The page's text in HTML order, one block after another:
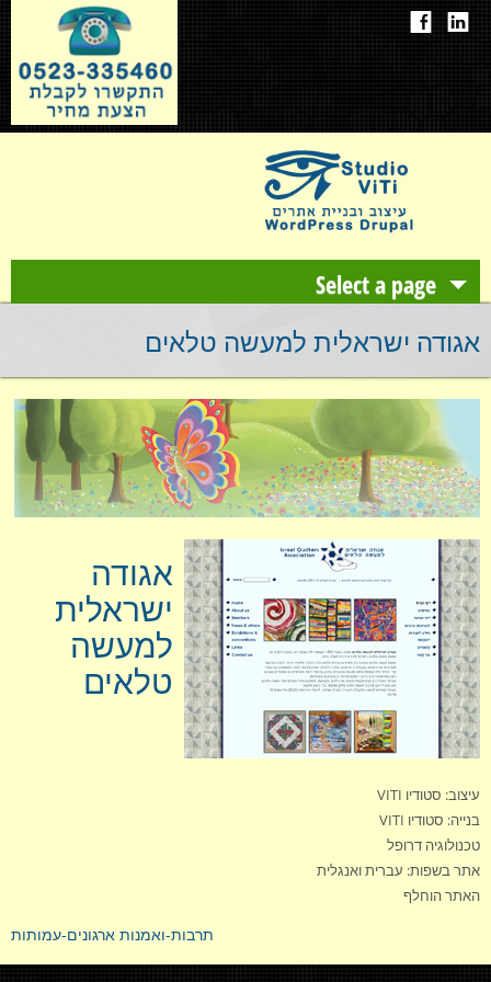
Select a page
אודות
עיצוב ובניית אתרים
תיק עבודות
אחסון
תחזוקה
המלצות
אגודה ישראלית למעשה טלאים
אגודה
ישראלית
למעשה
טלאים
עיצוב: סטודיו VITI
בנייה: סטודיו VITI
טכנולוגיה דרופל
אתר בשפות: עברית ואנגלית
האתר הוחלף
תרבות-ואמנות ארגונים-עמותות